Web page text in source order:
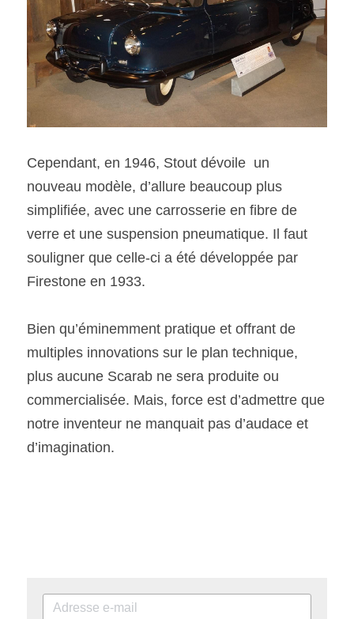
Cependant, en 1946, Stout dévoile  un
nouveau modèle, d’allure beaucoup plus
simplifiée, avec une carrosserie en fibre de
verre et une suspension pneumatique. Il faut
souligner que celle-ci a été développée par
Firestone en 1933.
Bien qu’éminemment pratique et offrant de
multiples innovations sur le plan technique,
plus aucune Scarab ne sera produite ou
commercialisée. Mais, force est d’admettre que
notre inventeur ne manquait pas d’audace et
d’imagination.